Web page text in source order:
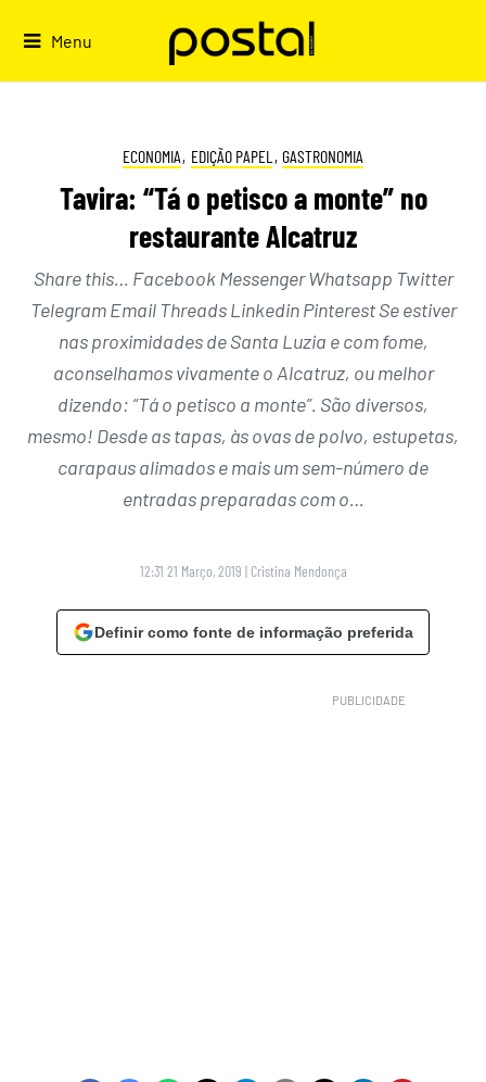
Menu
ECONOMIA, EDIÇÃO PAPEL , GASTRONOMIA
Tavira: “Tá o petisco a monte” no
restaurante Alcatruz
Share this… Facebook Messenger Whatsapp Twitter
Telegram Email Threads Linkedin Pinterest Se estiver
nas proximidades de Santa Luzia e com fome,
aconselhamos vivamente o Alcatruz, ou melhor
dizendo: “Tá o petisco a monte”. São diversos,
mesmo! Desde as tapas, às ovas de polvo, estupetas,
carapaus alimados e mais um sem-número de
entradas preparadas com o…
12:31 21 Março, 2019 | Cristina Mendonça
Definir como fonte de informação preferida